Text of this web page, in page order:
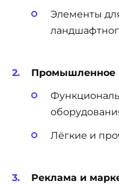
Элементы
Промышленное
Лёгкие и
Реклама и